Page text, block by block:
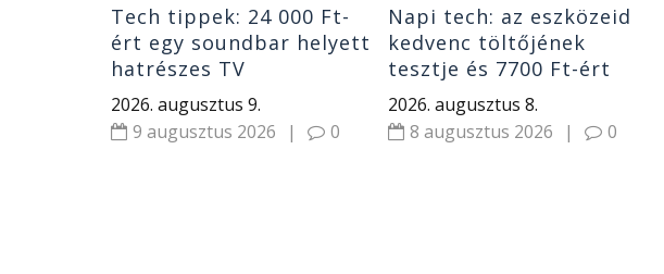
Tech tippek: 24 000 Ft-
ért egy soundbar helyett
hatrészes TV
hangrendszer,
távirányítós etetőhajó,
REDMI
2026. augusztus 9.
9 augusztus 2026
| 0
Napi tech: az eszközeid
kedvenc töltőjének
tesztje és 7700 Ft-ért
LDAC, ANC fülhallgató,
Xiaomi hírek
2026. augusztus 8.
8 augusztus 2026
| 0